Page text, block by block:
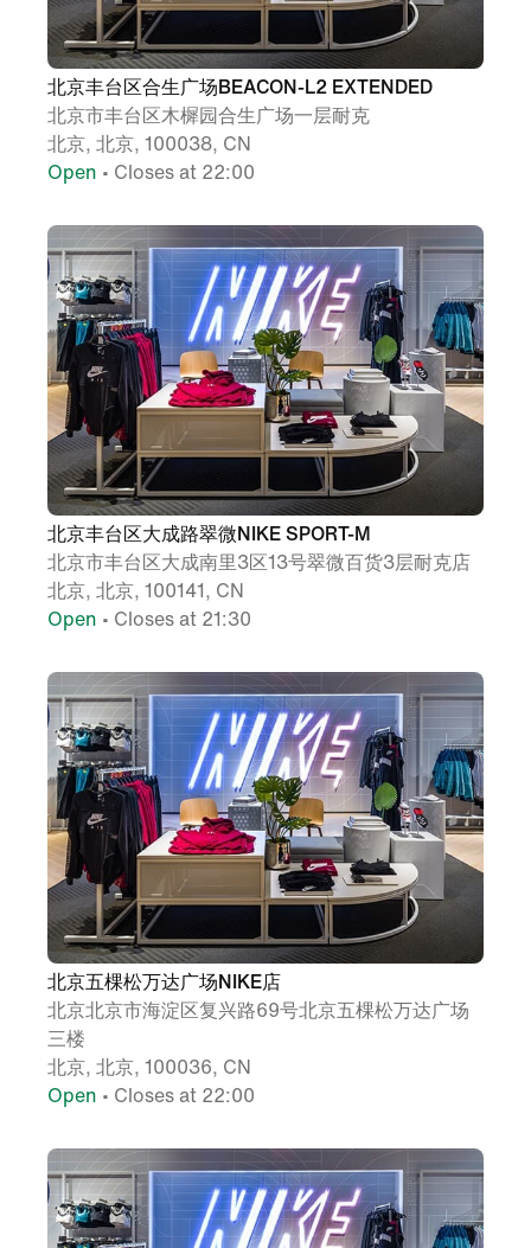
北京丰台区合生广场BEACON-L2 EXTENDED
北京市丰台区木樨园合生广场一层耐克
北京, 北京, 100038, CN
Open • Closes at 22:00
北京丰台区大成路翠微NIKE SPORT-M
北京市丰台区大成南里3区13号翠微百货3层耐克店
北京, 北京, 100141, CN
Open • Closes at 21:30
北京五棵松万达广场NIKE店
北京北京市海淀区复兴路69号北京五棵松万达广场
三楼
北京, 北京, 100036, CN
Open • Closes at 22:00